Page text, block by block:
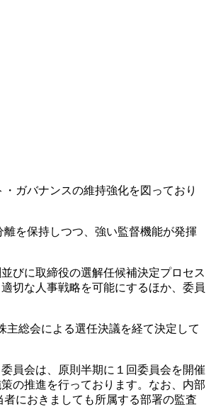
ガバナンスの維持強化を図っており
を保持しつつ、強い監督機能が発揮
びに取締役の選解任候補決定プロセス
切な人事戦略を可能にするほか、委員
総会による選任決議を経て決定して
員会は、原則半期に１回委員会を開催
の推進を行っております。なお、内部
におきましても所属する部署の監査